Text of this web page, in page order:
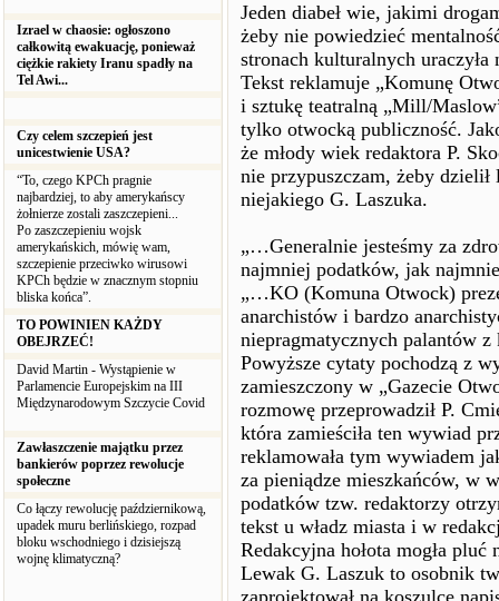
Izrael w chaosie: ogłoszono
całkowitą ewakuację, ponieważ
ciężkie rakiety Iranu spadły na
Tel Awi...
Czy celem szczepień jest
unicestwienie USA?
“To, czego KPCh pragnie
najbardziej, to aby amerykańscy
żołnierze zostali zaszczepieni...
Po zaszczepieniu wojsk
amerykańskich, mówię wam,
szczepienie przeciwko wirusowi
KPCh będzie w znacznym stopniu
bliska końca”.
TO POWINIEN KAŻDY
OBEJRZEĆ!
David Martin - Wystąpienie w
Parlamencie Europejskim na III
Międzynarodowym Szczycie Covid
Zawłaszczenie majątku przez
bankierów poprzez rewolucje
społeczne
Co łączy rewolucję październikową,
upadek muru berlińskiego, rozpad
bloku wschodniego i dzisiejszą
wojnę klimatyczną?
Jeden diabeł wie, jakimi
żeby nie powiedzieć
stronach kulturalnych uraczyła
Tekst reklamuje „Komunę
i sztukę teatralną „Mill/
tylko otwocką publiczność.
że młody wiek redaktora P.
nie przypuszczam, żeby
niejakiego G. Laszuka.
„…Generalnie jesteśmy za
najmniej podatków, jak
„…KO (Komuna Otwock)
anarchistów i bardzo
niepragmatycznych palantów
Powyższe cytaty pochodzą z
zamieszczony w „Gazecie
rozmowę przeprowadził P.
która zamieściła ten wywiad
reklamowała tym wywiadem
za pieniądze mieszkańców, w
podatków tzw. redaktorzy
tekst u władz miasta i w
Redakcyjna hołota mogła
Lewak G. Laszuk to osobnik
zaprojektował na koszulce